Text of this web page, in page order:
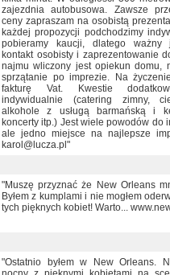
zajezdnia autobusowa. Zawsze
ceny zapraszam na osobistą
każdej propozycji podchodzimy
pobieramy kaucji, dlatego
kontakt osobisty i zaprezentowanie
najmu wliczony jest opiekun domu,
sprzątanie po imprezie. Na
fakturę Vat. Kwestie
indywidualnie (catering zimny,
alkohole z usługą barmańską i
koncerty itp.) Jest wiele powodów do
ale jedno miejsce na najlepsze
karol@lucza.pl"
"Muszę przyznać że New Orleans
Byłem z kumplami i nie mogłem
tych pięknych kobiet! Warto...
"Ostatnio byłem w New Orleans.